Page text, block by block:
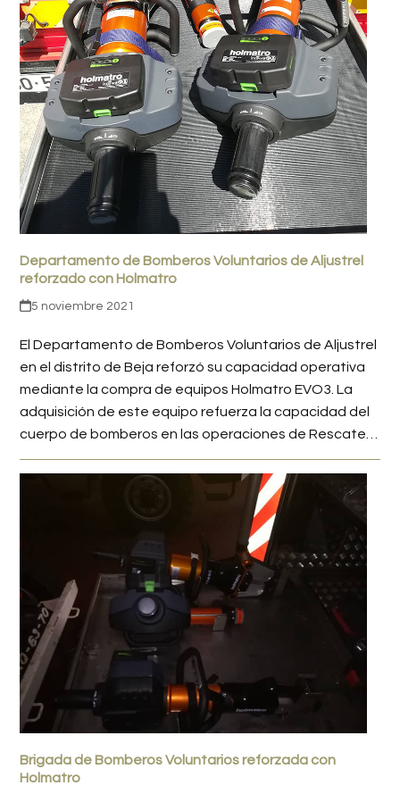
Departamento de Bomberos Voluntarios de Aljustrel
reforzado con Holmatro
5 noviembre 2021
El Departamento de Bomberos Voluntarios de Aljustrel
en el distrito de Beja reforzó su capacidad operativa
mediante la compra de equipos Holmatro EVO3. La
adquisición de este equipo refuerza la capacidad del
cuerpo de bomberos en las operaciones de Rescate…
Brigada de Bomberos Voluntarios reforzada con
Holmatro